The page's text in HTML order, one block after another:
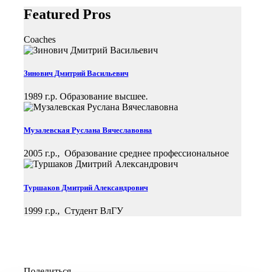
Featured Pros
Coaches
Зинович Дмитрий Васильевич
1989 г.р. Образование высшее.
Музалевская Руслана Вячеславовна
2005 г.р., Образование среднее профессиональное
Туршаков Дмитрий Александрович
1999 г.р., Студент ВлГУ